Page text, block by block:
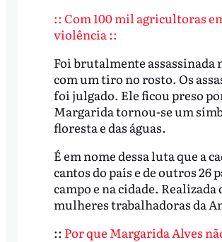
:: Com 100 mil agricultoras
violência ::
Foi brutalmente assassinada
com um tiro no rosto. Os
foi julgado. Ele ficou preso
Margarida tornou-se um
floresta e das águas.
É em nome dessa luta que a
cantos do país e de outros
campo e na cidade.
mulheres trabalhadoras da
:: Por que Margarida Alves